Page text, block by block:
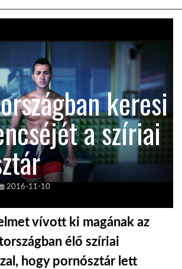
keresi
a szíriai
2016-11-10
vívott ki magának az
élő szíriai
hogy pornósztár lett